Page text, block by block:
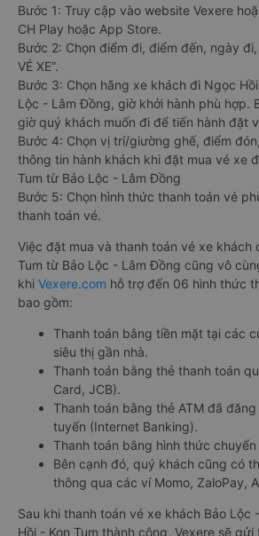
Bước 1: Truy cập vào website Vexere
CH Play hoặc App Store.
Bước 2: Chọn điểm đi, điểm đến, ngày
VÉ XE”.
Bước 3: Chọn hãng xe khách đi Ngọc
Lộc - Lâm Đồng, giờ khởi hành phù hợp.
giờ quý khách muốn đi để tiến hành đặt
Bước 4: Chọn vị trí/giường ghế, điểm
thông tin hành khách khi đặt mua vé xe
Tum từ Bảo Lộc - Lâm Đồng
Bước 5: Chọn hình thức thanh toán vé
thanh toán vé.
Việc đặt mua và thanh toán vé xe khách
Tum từ Bảo Lộc - Lâm Đồng cũng vô
khi Vexere.com hỗ trợ đến 06 hình thức
bao gồm:
Thanh toán bằng tiền mặt tại các
siêu thị gần nhà.
Thanh toán bằng thẻ thanh toán
Card, JCB).
Thanh toán bằng thẻ ATM đã
tuyến (Internet Banking).
Thanh toán bằng hình thức
Bên cạnh đó, quý khách cũng có
thông qua các ví Momo, ZaloPay,
Sau khi thanh toán vé xe khách Bảo Lộc
Hồi - Kon Tum thành công, Vexere sẽ